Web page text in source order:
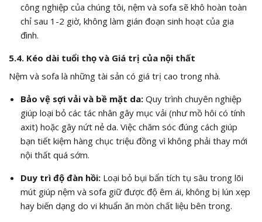
công nghiệp của chúng tôi, nệm và sofa sẽ khô hoàn toàn
chỉ sau 1-2 giờ, không làm gián đoạn sinh hoạt của gia
đình.
5.4. Kéo dài tuổi thọ và Giá trị của nội thất
Nệm và sofa là những tài sản có giá trị cao trong nhà.
Bảo vệ sợi vải và bề mặt da:Quy trình chuyên nghiệp
giúp loại bỏ các tác nhân gây mục vải (như mồ hôi có tính
axit) hoặc gây nứt nẻ da. Việc chăm sóc đúng cách giúp
bạn tiết kiệm hàng chục triệu đồng vì không phải thay mới
nội thất quá sớm.
Duy trì độ đàn hồi:Loại bỏ bụi bẩn tích tụ sâu trong lõi
mút giúp nệm và sofa giữ được độ êm ái, không bị lún xẹp
hay biến dạng do vi khuẩn ăn mòn chất liệu bên trong.